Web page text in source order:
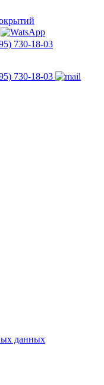
730-18-03
730-18-03
данных